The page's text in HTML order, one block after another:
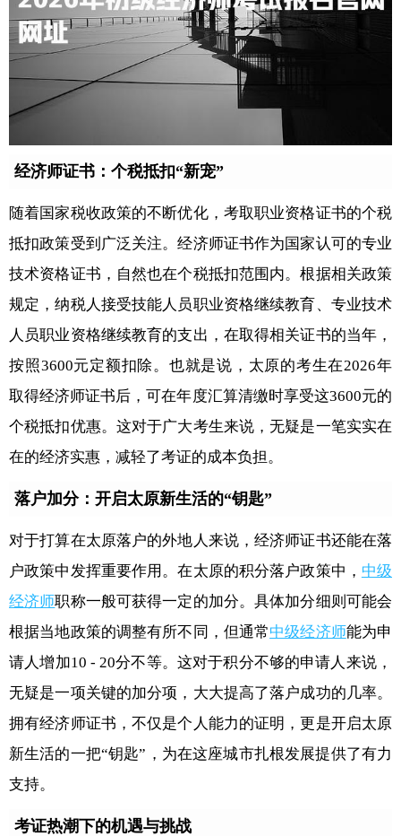
经济师证书：个税抵扣“新宠”
随着国家税收政策的不断优化，考取职业资格证书的个税
抵扣政策受到广泛关注。经济师证书作为国家认可的专业
技术资格证书，自然也在个税抵扣范围内。根据相关政策
规定，纳税人接受技能人员职业资格继续教育、专业技术
人员职业资格继续教育的支出，在取得相关证书的当年，
按照3600元定额扣除。也就是说，太原的考生在2026年
取得经济师证书后，可在年度汇算清缴时享受这3600元的
个税抵扣优惠。这对于广大考生来说，无疑是一笔实实在
在的经济实惠，减轻了考证的成本负担。
落户加分：开启太原新生活的“钥匙”
对于打算在太原落户的外地人来说，经济师证书还能在落
户政策中发挥重要作用。在太原的积分落户政策中， 中级
经济师职称一般可获得一定的加分。具体加分细则可能会
根据当地政策的调整有所不同，但通常中级经济师能为申
请人增加10 - 20分不等。这对于积分不够的申请人来说，
无疑是一项关键的加分项，大大提高了落户成功的几率。
拥有经济师证书，不仅是个人能力的证明，更是开启太原
新生活的一把“钥匙”，为在这座城市扎根发展提供了有力
支持。
考证热潮下的机遇与挑战